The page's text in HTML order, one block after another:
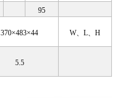
95
370×483×44 W、L、H
5.5